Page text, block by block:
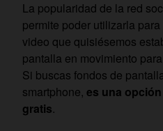
La popularidad de la red
permite poder utilizarla
video que quisiésemos
pantalla en movimiento
Si buscas fondos de
smartphone, es una
gratis.